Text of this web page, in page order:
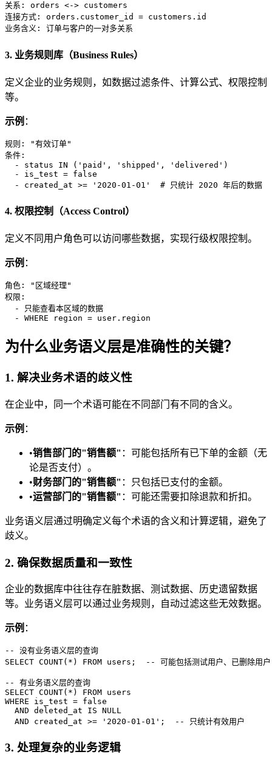
关系: orders <-> customers
连接方式: orders.customer_id = customers.id
3. 业务规则库（Business Rules）
定义企业的业务规则，如数据过滤条件、计算公式、权限控制
等。
示例 ：
规则: "有效订单"
条件:
  - status IN ('paid', 'shipped', 'delivered')
  - is_test = false
4. 权限控制（Access Control）
定义不同用户角色可以访问哪些数据，实现行级权限控制。
示例 ：
角色: "区域经理"
权限:
  - 只能查看本区域的数据
为什么业务语义层是准确性的关键？
1. 解决业务术语的歧义性
在企业中，同一个术语可能在不同部门有不同的含义。
示例 ：
•销售部门的"销售额" ：可能包括所有已下单的金额（无
论是否支付）。
•财务部门的"销售额" ：只包括已支付的金额。
•运营部门的"销售额" ：可能还需要扣除退款和折扣。
业务语义层通过明确定义每个术语的含义和计算逻辑，避免了
歧义。
2. 确保数据质量和一致性
企业的数据库中往往存在脏数据、测试数据、历史遗留数据
等。业务语义层可以通过业务规则，自动过滤这些无效数据。
示例 ：
-- 没有业务语义层的查询
SELECT COUNT(*) FROM users;  -- 可能包括测试用户、已删除用户
-- 有业务语义层的查询
SELECT COUNT(*) FROM users
WHERE is_test = false
  AND deleted_at IS NULL
3. 处理复杂的业务逻辑